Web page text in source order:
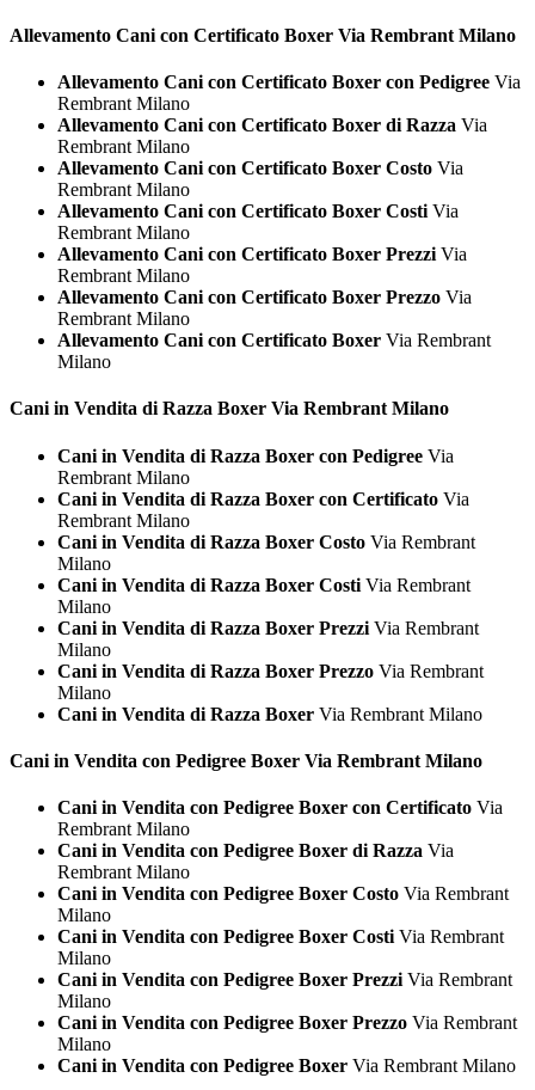
Allevamento Cani con Certificato Boxer Via Rembrant Milano
Allevamento Cani con Certificato Boxer con Pedigree Via
Rembrant Milano
Allevamento Cani con Certificato Boxer di Razza Via
Rembrant Milano
Allevamento Cani con Certificato Boxer Costo Via
Rembrant Milano
Allevamento Cani con Certificato Boxer Costi Via
Rembrant Milano
Allevamento Cani con Certificato Boxer Prezzi Via
Rembrant Milano
Allevamento Cani con Certificato Boxer Prezzo Via
Rembrant Milano
Allevamento Cani con Certificato Boxer Via Rembrant
Milano
Cani in Vendita di Razza Boxer Via Rembrant Milano
Cani in Vendita di Razza Boxer con Pedigree Via
Rembrant Milano
Cani in Vendita di Razza Boxer con Certificato Via
Rembrant Milano
Cani in Vendita di Razza Boxer Costo Via Rembrant
Milano
Cani in Vendita di Razza Boxer Costi Via Rembrant
Milano
Cani in Vendita di Razza Boxer Prezzi Via Rembrant
Milano
Cani in Vendita di Razza Boxer Prezzo Via Rembrant
Milano
Cani in Vendita di Razza Boxer Via Rembrant Milano
Cani in Vendita con Pedigree Boxer Via Rembrant Milano
Cani in Vendita con Pedigree Boxer con Certificato Via
Rembrant Milano
Cani in Vendita con Pedigree Boxer di Razza Via
Rembrant Milano
Cani in Vendita con Pedigree Boxer Costo Via Rembrant
Milano
Cani in Vendita con Pedigree Boxer Costi Via Rembrant
Milano
Cani in Vendita con Pedigree Boxer Prezzi Via Rembrant
Milano
Cani in Vendita con Pedigree Boxer Prezzo Via Rembrant
Milano
Cani in Vendita con Pedigree Boxer Via Rembrant Milano